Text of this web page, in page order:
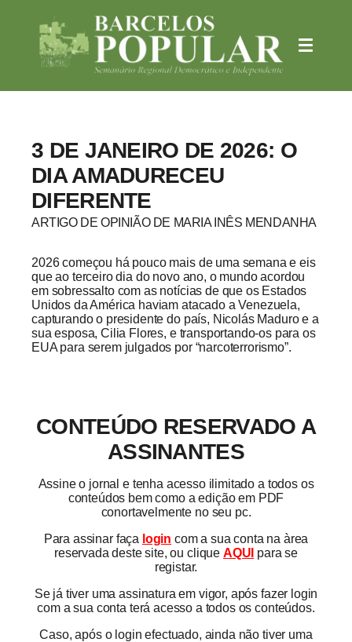
3 DE JANEIRO DE 2026: O
DIA AMADURECEU
DIFERENTE
ARTIGO DE OPINIÃO DE MARIA INÊS MENDANHA
2026 começou há pouco mais de uma semana e eis
que ao terceiro dia do novo ano, o mundo acordou
em sobressalto com as notícias de que os Estados
Unidos da América haviam atacado a Venezuela,
capturando o presidente do país, Nicolás Maduro e a
sua esposa, Cilia Flores, e transportando-os para os
EUA para serem julgados por “narcoterrorismo”.
CONTEÚDO RESERVADO A
ASSINANTES
Assine o jornal e tenha acesso ilimitado a todos os
conteúdos bem como a edição em PDF
conortavelmente no seu pc.
Para assinar faça login com a sua conta na àrea
reservada deste site, ou clique AQUI para se
registar.
Se já tiver uma assinatura em vigor, após fazer login
com a sua conta terá acesso a todos os conteúdos.
Caso, após o login efectuado, ainda não tiver uma